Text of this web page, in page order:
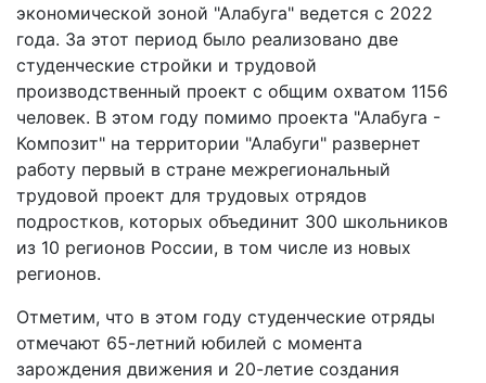
экономической зоной "Алабуга" ведется с 2022
года. За этот период было реализовано две
студенческие стройки и трудовой
производственный проект с общим охватом 1156
человек. В этом году помимо проекта "Алабуга -
Композит" на территории "Алабуги" развернет
работу первый в стране межрегиональный
трудовой проект для трудовых отрядов
подростков, которых объединит 300 школьников
из 10 регионов России, в том числе из новых
регионов.
Отметим, что в этом году студенческие отряды
отмечают 65-летний юбилей с момента
зарождения движения и 20-летие создания